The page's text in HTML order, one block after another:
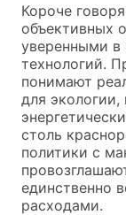
Короче
объективных
уверенными в
технологий.
понимают
для
столь
политики с
единственно
расходами.